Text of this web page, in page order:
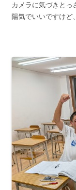
カメラに気づきとっ
陽気でいいですけど